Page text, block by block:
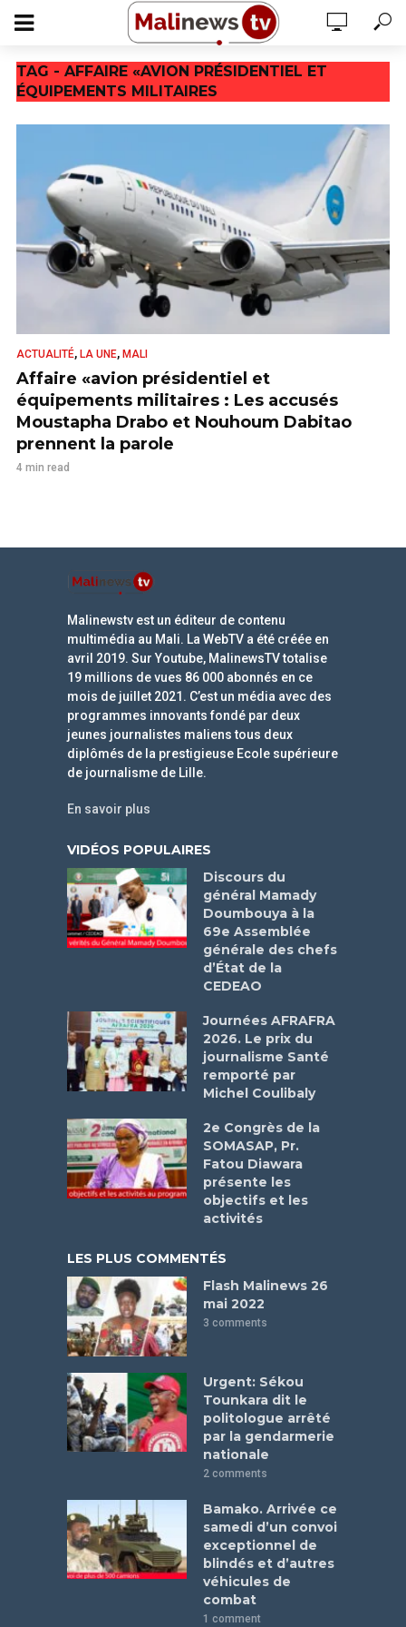
TAG - AFFAIRE «AVION PRÉSIDENTIEL ET
ÉQUIPEMENTS MILITAIRES
ACTUALITÉ, LA UNE, MALI
Affaire «avion présidentiel et
équipements militaires : Les accusés
Moustapha Drabo et Nouhoum Dabitao
prennent la parole
4 min read
Malinewstv est un éditeur de contenu
multimédia au Mali. La WebTV a été créée en
avril 2019. Sur Youtube, MalinewsTV totalise
19 millions de vues 86 000 abonnés en ce
mois de juillet 2021. C’est un média avec des
programmes innovants fondé par deux
jeunes journalistes maliens tous deux
diplômés de la prestigieuse Ecole supérieure
de journalisme de Lille.
En savoir plus
VIDÉOS POPULAIRES
Discours du
général Mamady
Doumbouya à la
69e Assemblée
générale des chefs
d’État de la
CEDEAO
Journées AFRAFRA
2026. Le prix du
journalisme Santé
remporté par
Michel Coulibaly
2e Congrès de la
SOMASAP, Pr.
Fatou Diawara
présente les
objectifs et les
activités
LES PLUS COMMENTÉS
Flash Malinews 26
mai 2022
3 comments
Urgent: Sékou
Tounkara dit le
politologue arrêté
par la gendarmerie
nationale
2 comments
Bamako. Arrivée ce
samedi d’un convoi
exceptionnel de
blindés et d’autres
véhicules de
combat
1 comment